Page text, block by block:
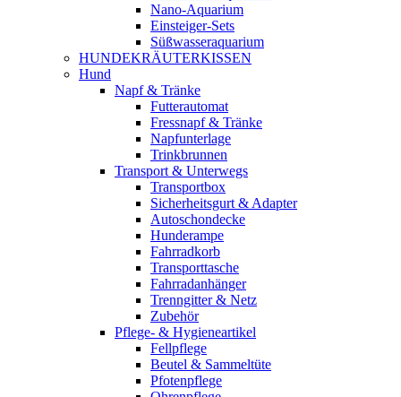
Nano-Aquarium
Einsteiger-Sets
Süßwasseraquarium
HUNDEKRÄUTERKISSEN
Hund
Napf & Tränke
Futterautomat
Fressnapf & Tränke
Napfunterlage
Trinkbrunnen
Transport & Unterwegs
Transportbox
Sicherheitsgurt & Adapter
Autoschondecke
Hunderampe
Fahrradkorb
Transporttasche
Fahrradanhänger
Trenngitter & Netz
Zubehör
Pflege- & Hygieneartikel
Fellpflege
Beutel & Sammeltüte
Pfotenpflege